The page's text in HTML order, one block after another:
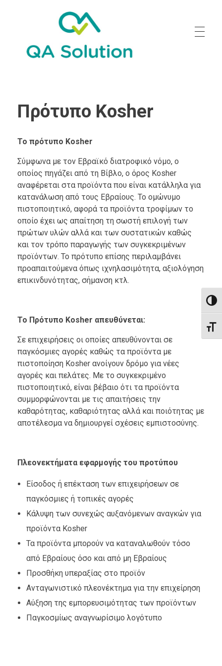
Πρότυπο Kosher
Το πρότυπο Kosher
Σύμφωνα με τον Εβραϊκό διατροφικό νόμο, ο
οποίος πηγάζει από τη Βίβλο, ο όρος Kosher
αναφέρεται στα προϊόντα που είναι κατάλληλα για
κατανάλωση από τους Εβραίους. Το ομώνυμο
πιστοποιητικό, αφορά τα προϊόντα τροφίμων το
οποίο έχει ως απαίτηση τη σωστή επιλογή των
πρώτων υλών αλλά και των συστατικών καθώς
και τον τρόπο παραγωγής των συγκεκριμένων
προϊόντων. Το πρότυπο επίσης περιλαμβάνει
προαπαιτούμενα όπως ιχνηλασιμότητα, αξιολόγηση
επικινδυνότητας, σήμανση κτλ.
Το Πρότυπο Kosher απευθύνεται:
Σε επιχειρήσεις οι οποίες απευθύνονται σε
παγκόσμιες αγορές καθώς τα προϊόντα με
πιστοποίηση Kosher ανοίγουν δρόμο για νέες
αγορές και πελάτες. Με το συγκεκριμένο
πιστοποιητικό, είναι βέβαιο ότι τα προϊόντα
συμμορφώνονται με τις απαιτήσεις την
καθαρότητας, καθαριότητας αλλά και ποιότητας με
αποτέλεσμα να δημιουργεί σχέσεις εμπιστοσύνης.
Πλεονεκτήματα εφαρμογής του προτύπου
Είσοδος ή επέκταση των επιχειρήσεων σε
παγκόσμιες ή τοπικές αγορές
Κάλυψη των συνεχώς αυξανόμενων αναγκών για
προϊόντα Kosher
Τα προϊόντα μπορούν να καταναλωθούν τόσο
από Εβραίους όσο και από μη Εβραίους
Προσθήκη υπεραξίας στο προϊόν
Ανταγωνιστικό πλεονέκτημα για την επιχείρηση
Αύξηση της εμπορευσιμότητας των προϊόντων
Παγκοσμίως αναγνωρίσιμο λογότυπο